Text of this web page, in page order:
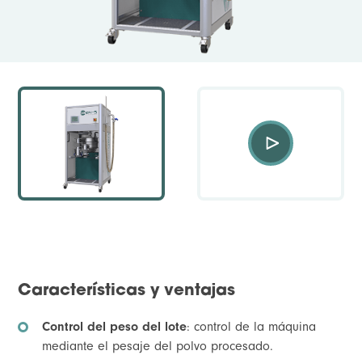
Características y ventajas
Control del peso del lote: control de la máquina
mediante el pesaje del polvo procesado.